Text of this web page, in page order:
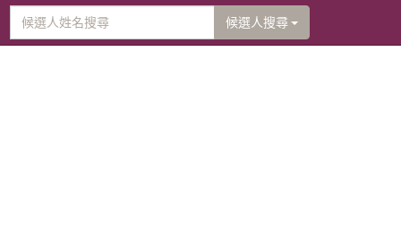
候選人搜尋